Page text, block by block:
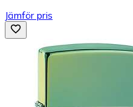
Jämför pris